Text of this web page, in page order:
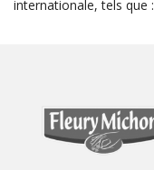
internationale, tels que :